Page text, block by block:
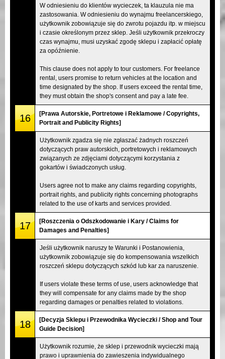
W odniesieniu do klientów wycieczek, ta klauzula nie ma
zastosowania. W odniesieniu do wynajmu freelancerskiego,
użytkownik zobowiązuje się do zwrotu pojazdu itp. w miejscu
i czasie określonym przez sklep. Jeśli użytkownik przekroczy
czas wynajmu, musi uzyskać zgodę sklepu i zapłacić opłatę
za opóźnienie.
This clause does not apply to tour customers. For freelance
rental, users promise to return vehicles at the location and
time designated by the shop. If users exceed the rental time,
they must obtain the shop's consent and pay a late fee.
16
[Prawa Autorskie, Portretowe i Reklamowe / Copyrights,
Portrait and Publicity Rights]
Użytkownik zgadza się nie zgłaszać żadnych roszczeń
dotyczących praw autorskich, portretowych i reklamowych
związanych ze zdjęciami dotyczącymi korzystania z
gokartów i świadczonych usług.
Users agree not to make any claims regarding copyrights,
portrait rights, and publicity rights concerning photographs
related to the use of karts and services provided.
17
[Roszczenia o Odszkodowanie i Kary / Claims for
Damages and Penalties]
Jeśli użytkownik naruszy te Warunki i Postanowienia,
użytkownik zobowiązuje się do kompensowania wszelkich
roszczeń sklepu dotyczących szkód lub kar za naruszenie.
If users violate these terms of use, users acknowledge that
they will compensate for any claims made by the shop
regarding damages or penalties related to violations.
18
[Decyzja Sklepu i Przewodnika Wycieczki / Shop and Tour
Guide Decision]
Użytkownik rozumie, że sklep i przewodnik wycieczki mają
prawo i uprawnienia do zawieszenia indywidualnego